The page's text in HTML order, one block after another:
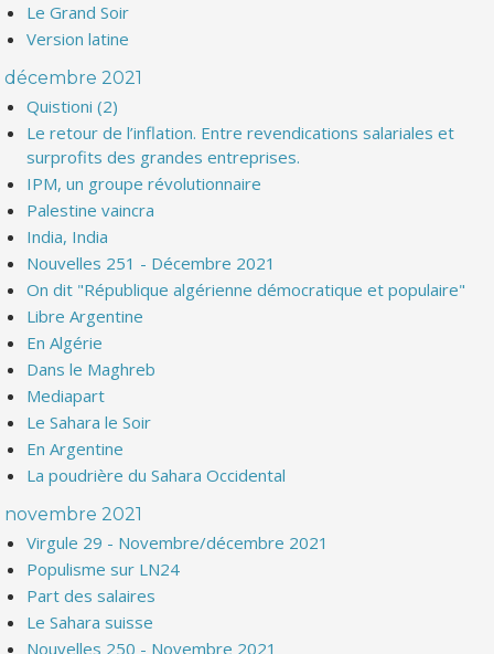
Le Grand Soir
Version latine
décembre 2021
Quistioni (2)
Le retour de l’inflation. Entre revendications salariales et
surprofits des grandes entreprises.
IPM, un groupe révolutionnaire
Palestine vaincra
India, India
Nouvelles 251 - Décembre 2021
On dit "République algérienne démocratique et populaire"
Libre Argentine
En Algérie
Dans le Maghreb
Mediapart
Le Sahara le Soir
En Argentine
La poudrière du Sahara Occidental
novembre 2021
Virgule 29 - Novembre/décembre 2021
Populisme sur LN24
Part des salaires
Le Sahara suisse
Nouvelles 250 - Novembre 2021